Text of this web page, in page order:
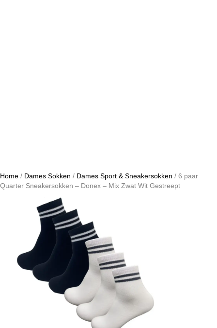
Home / Dames Sokken / Dames Sport & Sneakersokken / 6 paar
Quarter Sneakersokken – Donex – Mix Zwat Wit Gestreept